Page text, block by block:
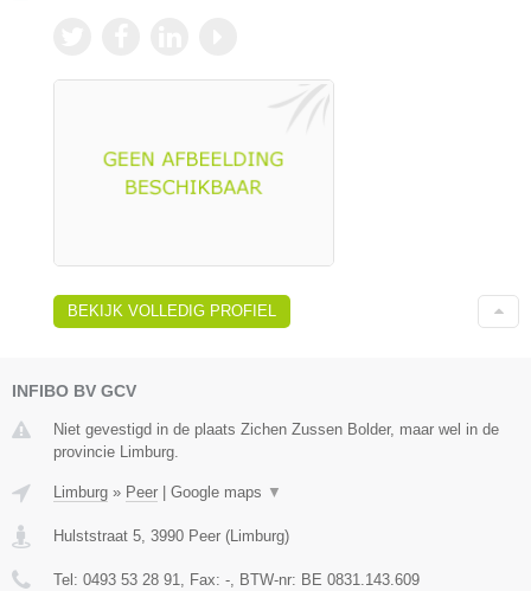
BEKIJK VOLLEDIG PROFIEL
INFIBO BV GCV
Niet gevestigd in de plaats Zichen Zussen Bolder, maar wel in de
provincie Limburg.
Limburg » Peer Google maps ▼
Hulststraat 5, 3990 Peer (Limburg)
Tel: 0493 53 28 91, Fax: -, BTW-nr: BE 0831.143.609